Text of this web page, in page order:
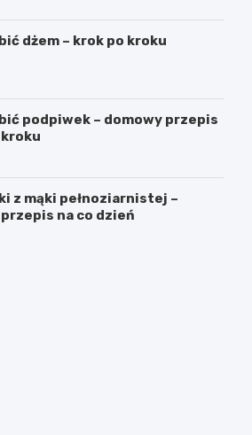
dżem – krok po kroku
podpiwek – domowy przepis
z mąki pełnoziarnistej –
na co dzień